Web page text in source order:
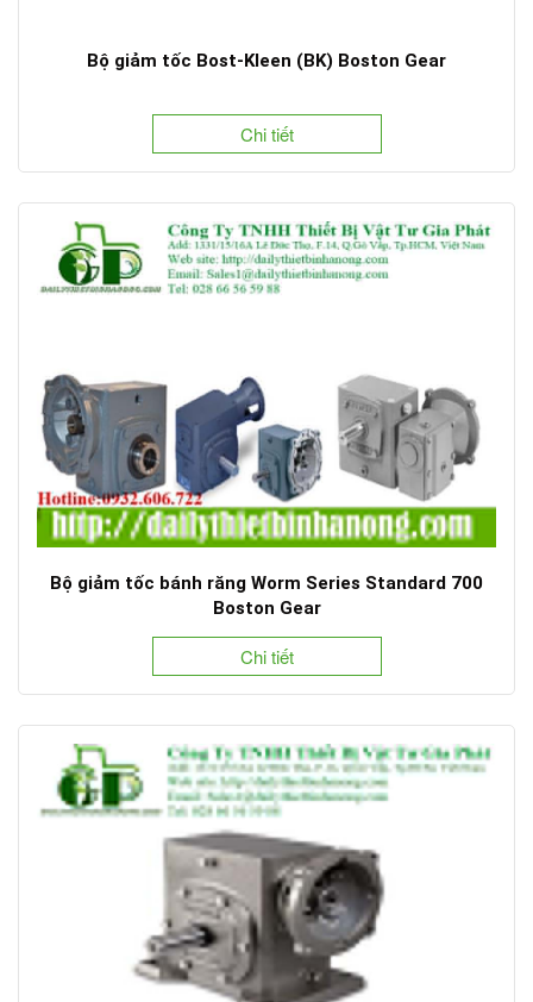
Bộ giảm tốc Bost-Kleen (BK) Boston Gear
Chi tiết
Bộ giảm tốc bánh răng Worm Series Standard 700
Boston Gear
Chi tiết